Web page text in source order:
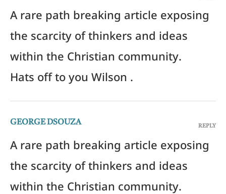
A rare path breaking article exposing
the scarcity of thinkers and ideas
within the Christian community.
Hats off to you Wilson .
GEORGE DSOUZA
A rare path breaking article exposing
the scarcity of thinkers and ideas
within the Christian community.
REPLY